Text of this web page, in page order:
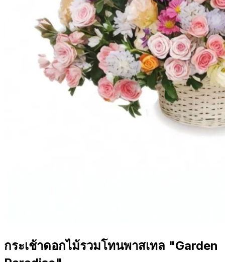
กระเช้าดอกไม้รวมโทนพาสเทล "Garden